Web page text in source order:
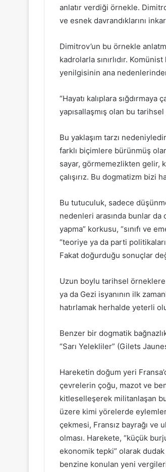
anlatır verdiği örnekle.
ve esnek davrandıklarını
Dimitrov’un bu örnekle
kadrolarla sınırlıdır.
yenilgisinin ana
“Hayatı kalıplara
yapısallaşmış olan bu tarihsel
Bu yaklaşım tarzı
farklı biçimlere bürünmüş
sayar, görmemezlikten gelir,
çalışırız. Bu dogmatizm bizi
Bu tutuculuk, sadece
nedenleri arasında bunlar
yapma” korkusu, “sınıfı ve
“teoriye ya da parti
Fakat doğurduğu sonuçlar
Uzun boylu tarihsel örneklere
ya da Gezi isyanının ilk
hatırlamak herhalde yeterli
Benzer bir dogmatik
“Sarı Yelekliler” (Gilets
Hareketin doğum yeri
çevrelerin çoğu, mazot ve
kitleselleşerek militanlaşan
üzere kimi yörelerde
çekmesi, Fransız bayrağı ve
olması. Harekete, “küçük
ekonomik tepki” olarak dudak
benzine konulan yeni